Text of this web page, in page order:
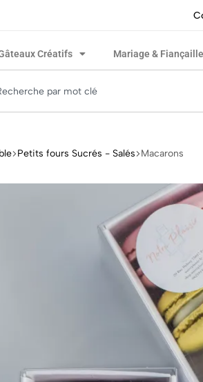
Créatifs Mariage &
Petits fours Sucrés - Salés Macarons